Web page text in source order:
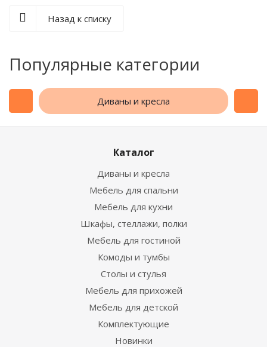
Назад к списку
Популярные категории
Диваны и кресла
Каталог
Диваны и кресла
Мебель для спальни
Мебель для кухни
Шкафы, стеллажи, полки
Мебель для гостиной
Комоды и тумбы
Столы и стулья
Мебель для прихожей
Мебель для детской
Комплектующие
Новинки